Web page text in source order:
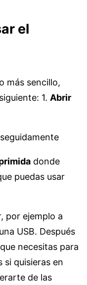
el
más sencillo,
1. Abrir
donde
puedas usar
por ejemplo a
USB. Después
necesitas para
quisieras en
de las